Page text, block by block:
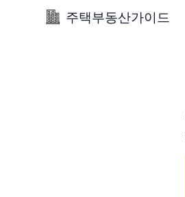
주택부동산가이드